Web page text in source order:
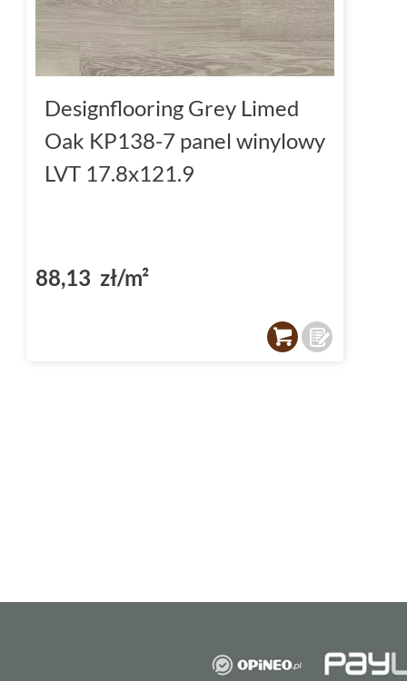
Designflooring Grey Limed
Oak KP138-7 panel winylowy
LVT 17.8x121.9
88,13 zł/m²